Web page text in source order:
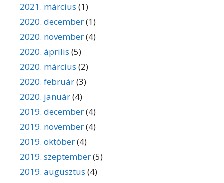
2021. március (1)
2020. december(1)
2020. november(4)
2020. április (5)
2020. március (2)
2020. február(3)
2020. január(4)
2019. december(4)
2019. november(4)
2019. október(4)
2019. szeptember(5)
2019. augusztus (4)